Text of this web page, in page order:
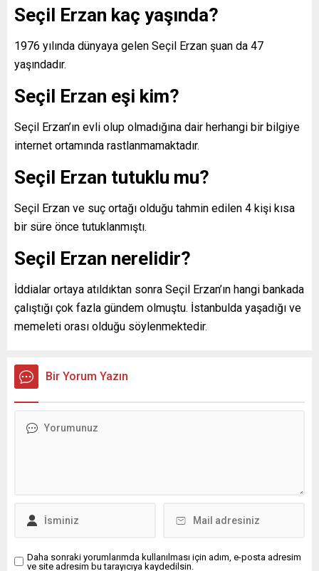
Seçil Erzan kaç yaşında?
1976 yılında dünyaya gelen Seçil Erzan şuan da 47
yaşındadır.
Seçil Erzan eşi kim?
Seçil Erzan’ın evli olup olmadığına dair herhangi bir bilgiye
internet ortamında rastlanmamaktadır.
Seçil Erzan tutuklu mu?
Seçil Erzan ve suç ortağı olduğu tahmin edilen 4 kişi kısa
bir süre önce tutuklanmıştı.
Seçil Erzan nerelidir?
İddialar ortaya atıldıktan sonra Seçil Erzan’ın hangi bankada
çalıştığı çok fazla gündem olmuştu. İstanbulda yaşadığı ve
memeleti orası olduğu söylenmektedir.
Bir Yorum Yazın
Daha sonraki yorumlarımda kullanılması için adım, e-posta adresim
ve site adresim bu tarayıcıya kaydedilsin.